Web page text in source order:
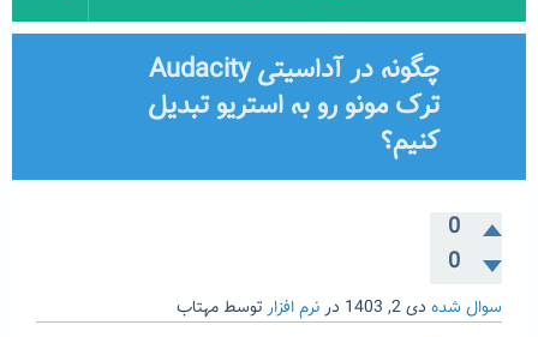
چگونه در آداسیتی Audacity
ترک مونو رو به استریو تبدیل
کنیم؟
0
0
سوال شده دی 2, 1403 درنرم افزارتوسط مهتاب